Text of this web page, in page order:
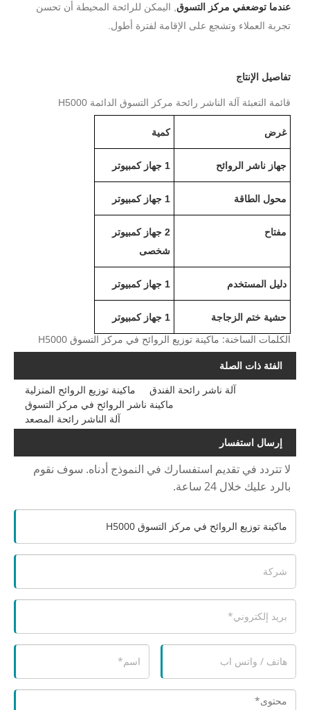
عندما توضعفي مركز التسوق اليمكن للرائحة المحيطة أن تحسن
تجربة العملاء وتشجع على الإقامة لفترة أطول.
تفاصيل الإنتاج
قائمة التعبئة آلة الناشر رائحة مركز التسوق الدائمة H5000
غرض كمية
جهاز ناشر الروائح 1 جهاز كمبيوتر
محول الطاقة 1 جهاز كمبيوتر
مفتاح 2 جهاز كمبيوتر
شخصى
دليل المستخدم 1 جهاز كمبيوتر
حشية ختم الزجاجة 1 جهاز كمبيوتر
الكلمات الساخنة: ماكينة توزيع الروائح في مركز التسوق H5000
الفئة ذات الصلة
ماكينة توزيع الروائح المنزلية
آلة ناشر رائحة الفندق
ماكينة ناشر الروائح في مركز التسوق
آلة الناشر رائحة المصعد
إرسال استفسار
لا تتردد في تقديم استفسارك في النموذج أدناه. سوف نقوم
بالرد عليك خلال 24 ساعة.